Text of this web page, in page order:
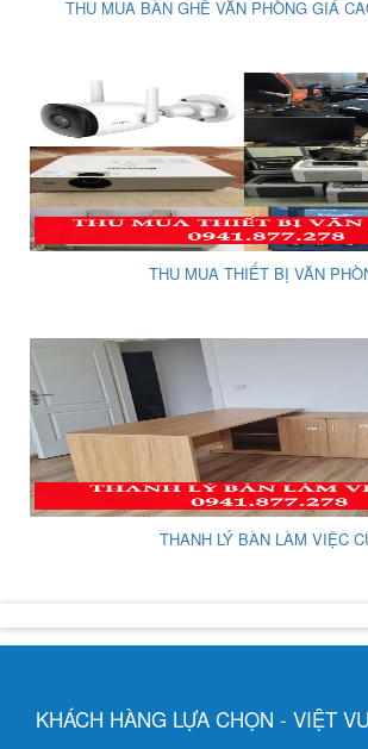
THU MUA BÀN GHẾ VĂN PHÒNG GIÁ
THU MUA THIẾT BỊ VĂN
THANH LÝ BÀN LÀM VIỆC
KHÁCH HÀNG LỰA CHỌN - VIỆT